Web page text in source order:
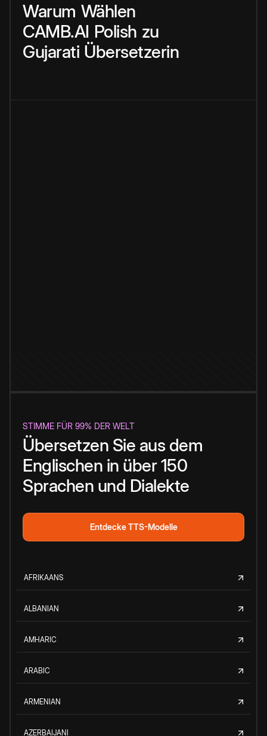
Warum Wählen
CAMB.AI Polish zu
Gujarati Übersetzerin
STIMME FÜR 99% DER WELT
Übersetzen Sie aus dem
Englischen in über 150
Sprachen und Dialekte
Entdecke TTS-Modelle
AFRIKAANS
ALBANIAN
AMHARIC
ARABIC
ARMENIAN
AZERBAIJANI